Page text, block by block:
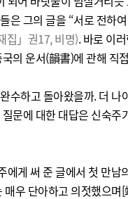
은 그의 글을 “서로 전하
집」권17, 비명).바로 이
의 운서(韻書)에 관해 직
수하고 돌아왔을까. 더 나
문에 대한 대답은 신숙주
게 써 준 글에서 첫 만남
매우 단아하고 의젓했으